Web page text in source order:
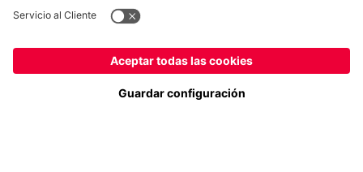
*Los precios incluyen el IVA y los gastos de envío
© FC Bayern München AG
FC Bayern München AG, Säbener Str. 51-57, 81547 München
Españapara entregar allí!
Globalpara entregar allí!